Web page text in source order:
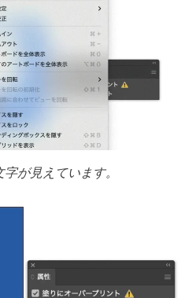
が見えています。